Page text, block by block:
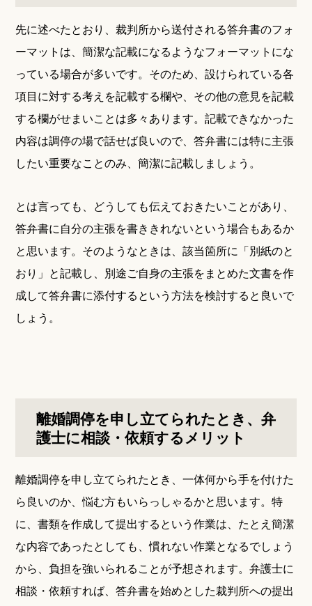
先に述べたとおり、裁判所から送付される答弁書のフォ
ーマットは、簡潔な記載になるようなフォーマットにな
っている場合が多いです。そのため、設けられている各
項目に対する考えを記載する欄や、その他の意見を記載
する欄がせまいことは多々あります。記載できなかった
内容は調停の場で話せば良いので、答弁書には特に主張
したい重要なことのみ、簡潔に記載しましょう。
とは言っても、どうしても伝えておきたいことがあり、
答弁書に自分の主張を書ききれないという場合もあるか
と思います。そのようなときは、該当箇所に「別紙のと
おり」と記載し、別途ご自身の主張をまとめた文書を作
成して答弁書に添付するという方法を検討すると良いで
しょう。
離婚調停を申し立てられたとき、弁
護士に相談・依頼するメリット
離婚調停を申し立てられたとき、一体何から手を付けた
ら良いのか、悩む方もいらっしゃるかと思います。特
に、書類を作成して提出するという作業は、たとえ簡潔
な内容であったとしても、慣れない作業となるでしょう
から、負担を強いられることが予想されます。弁護士に
相談・依頼すれば、答弁書を始めとした裁判所への提出